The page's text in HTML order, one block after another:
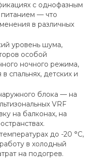
с однофазным
— что
в различных
уровень шума,
особой
ночного режима,
спальнях, детских и
блока — на
VRF
на балконах, на
до -20 °C,
в холодный
на подогрев.